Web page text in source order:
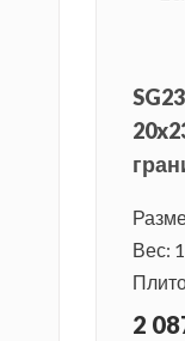
Вес:
2